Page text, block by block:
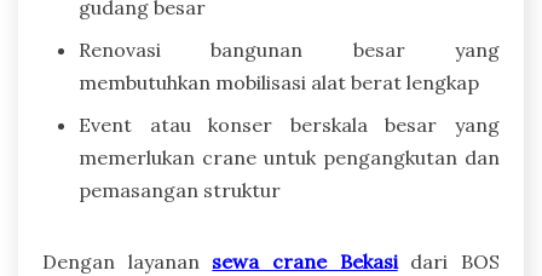
gudang besar
Renovasi bangunan besar yang
membutuhkan mobilisasi alat berat lengkap
Event atau konser berskala besar yang
memerlukan crane untuk pengangkutan dan
pemasangan struktur
Dengan layanan sewa crane Bekasidari BOS